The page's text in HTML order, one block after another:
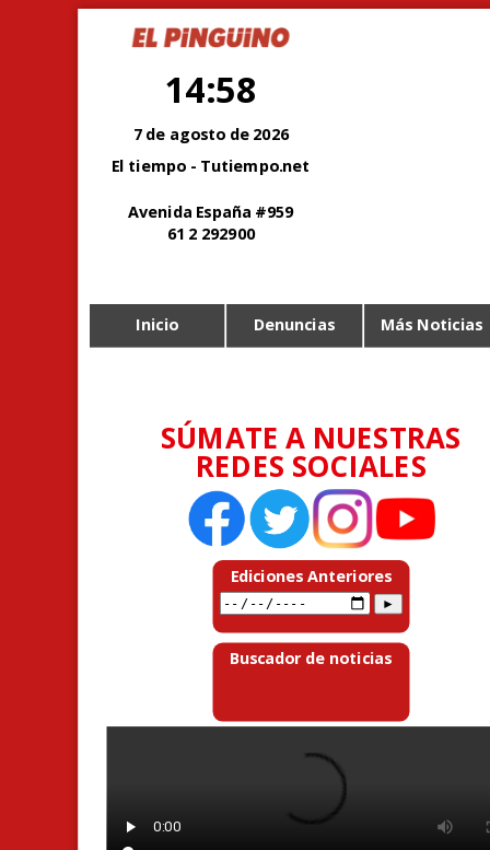
14:58
7 de agosto de 2026
El tiempo - Tutiempo.net
Avenida España #959
61 2 292900
Inicio Denuncias Más Noticias
SÚMATE A NUESTRAS
REDES SOCIALES
Ediciones Anteriores
Buscador de noticias